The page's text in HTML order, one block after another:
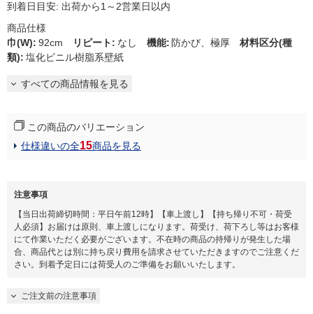
到着日目安: 出荷から1～2営業日以内
商品仕様
巾(W): 92cm リピート: なし 機能: 防かび、極厚材料区分(種
類): 塩化ビニル樹脂系壁紙
すべての商品情報を見る
この商品のバリエーション
仕様違いの全15商品を見る
注意事項
【当日出荷締切時間：平日午前12時】【車上渡し】【持ち帰り不可・荷受
人必須】お届けは原則、車上渡しになります。荷受け、荷下ろし等はお客様
にて作業いただく必要がございます。不在時の商品の持帰りが発生した場
合、商品代とは別に持ち戻り費用を請求させていただきますのでご注意くだ
さい。到着予定日には荷受人のご準備をお願いいたします。​
ご注文前の注意事項